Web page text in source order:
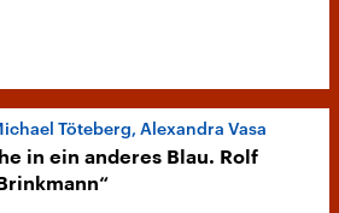
Töteberg, Alexandra Vasa
in ein anderes Blau. Rolf